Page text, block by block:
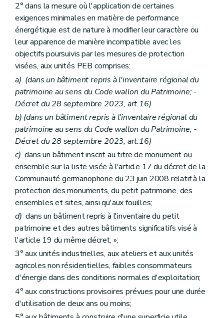
2° dans la mesure où l'application de certaines
exigences minimales en matière de performance
énergétique est de nature à modifier leur caractère ou
leur apparence de manière incompatible avec les
objectifs poursuivis par les mesures de protection
visées, aux unités PEB comprises:
a) (dans un bâtiment repris à l'inventaire régional du
patrimoine au sens du Code wallon du Patrimoine; -
Décret du 28 septembre 2023, art.16)
b) (dans un bâtiment repris à l'inventaire régional du
patrimoine au sens du Code wallon du Patrimoine; -
Décret du 28 septembre 2023, art.16)
c) dans un bâtiment inscrit au titre de monument ou
ensemble sur la liste visée à l'article 17 du décret de la
Communauté germanophone du 23 juin 2008 relatif à la
protection des monuments, du petit patrimoine, des
ensembles et sites, ainsi qu'aux fouilles;
d) dans un bâtiment repris à l'inventaire du petit
patrimoine et des autres bâtiments significatifs visé à
l'article 19 du même décret; »;
3° aux unités industrielles, aux ateliers et aux unités
agricoles non résidentielles, faibles consommateurs
d'énergie dans des conditions normales d'exploitation;
4° aux constructions provisoires prévues pour une durée
d'utilisation de deux ans ou moins;